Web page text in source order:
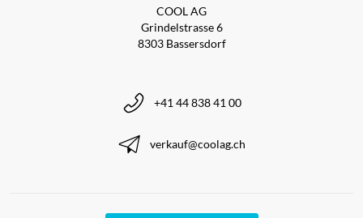
COOL AG
Grindelstrasse 6
8303 Bassersdorf
+41 44 838 41 00
verkauf@coolag.ch